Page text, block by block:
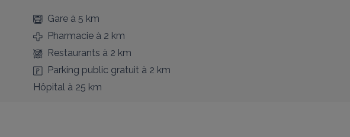
Gareà 5 km
Pharmacieà 2 km
Restaurants à 2 km
Parking public gratuità 2 km
Hôpitalà 25 km